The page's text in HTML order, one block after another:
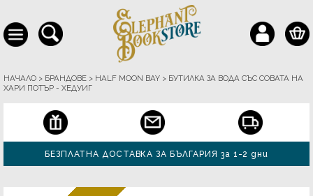
НАЧАЛО > БРАНДОВЕ > HALF MOON BAY > БУТИЛКА ЗА ВОДА СЪС СОВАТА НА
ХАРИ ПОТЪР - ХЕДУИГ
БЕЗПЛАТНА ДОСТАВКА ЗА БЪЛГАРИЯ за 1-2 дни